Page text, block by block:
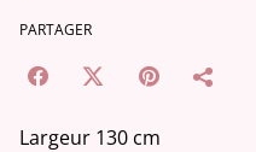
PARTAGER
Largeur 130 cm